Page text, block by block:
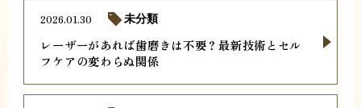
レーザーがあれば歯磨きは不要？最新技術とセル
フケアの変わらぬ関係
2026.01.30 未分類